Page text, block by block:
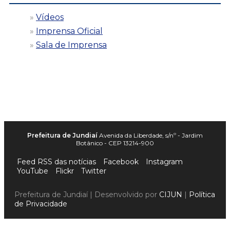
Vídeos
Imprensa Oficial
Sala de Imprensa
Prefeitura de Jundiaí Avenida da Liberdade, s/nº - Jardim
Botânico - CEP 13214-900
Feed RSS das notícias Facebook
Instagram
YouTube
Flickr Twitter
Prefeitura de Jundiaí | Desenvolvido por CIJUN | Política
de Privacidade